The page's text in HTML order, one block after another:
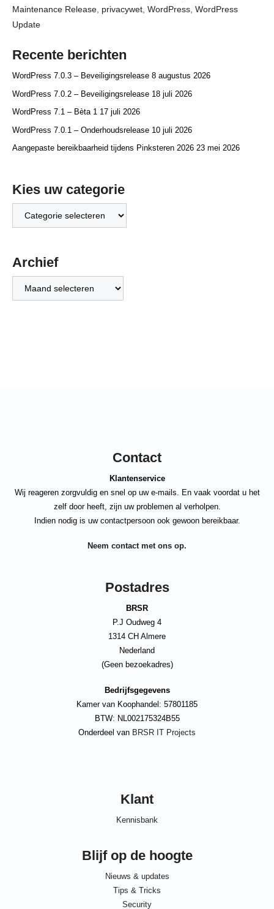
Maintenance Release privacywet WordPress WordPress
Update
Recente berichten
WordPress 7.0.3 – Beveiligingsrelease 8 augustus 2026
WordPress 7.0.2 – Beveiligingsrelease 18 juli 2026
WordPress 7.1 – Bèta 1 17 juli 2026
WordPress 7.0.1 – Onderhoudsrelease 10 juli 2026
Aangepaste bereikbaarheid tijdens Pinksteren 2026 23 mei 2026
Kies uw categorie
Archief
Contact
Klantenservice
Wij reageren zorgvuldig en snel op uw e-mails. En vaak voordat u het
zelf door heeft, zijn uw problemen al verholpen.
Indien nodig is uw contactpersoon ook gewoon bereikbaar.
Neem contact met ons op.
Postadres
BRSR
P.J Oudweg 4
1314 CH Almere
Nederland
(Geen bezoekadres)
Bedrijfsgegevens
Kamer van Koophandel: 57801185
BTW: NL002175324B55
Onderdeel van BRSR IT Projects
Klant
Kennisbank
Blijf op de hoogte
Nieuws & updates
Tips & Tricks
Security